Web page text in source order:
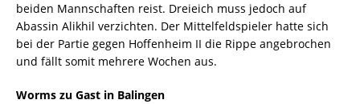
beiden Mannschaften reist. Dreieich muss jedoch auf
Abassin Alikhil verzichten. Der Mittelfeldspieler hatte sich
bei der Partie gegen Hoffenheim II die Rippe angebrochen
und fällt somit mehrere Wochen aus.
Worms zu Gast in Balingen